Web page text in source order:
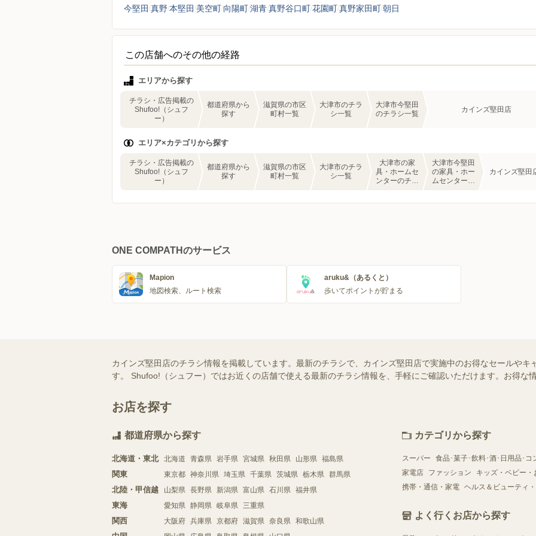
今堅田 真野本堅田 美空町 向陽町湖青真野谷口町花園町真野家田町朝日
この店舗へのその他の経路
エリアから探す
チラシ・広告掲載の
Shufoo!（シュフ
ー）
都道府県から
探す
滋賀県の市区
町村一覧
大津市のチラ
シ一覧
大津市今堅田
のチラシ一覧
カインズ堅田店
エリア×カテゴリから探す
チラシ・広告掲載の
Shufoo!（シュフ
ー）
都道府県から
探す
滋賀県の市区
町村一覧
大津市のチラ
シ一覧
大津市の家
具・ホームセ
ンターのチラ
大津市今堅田
の家具・ホー
ムセンターの
カインズ堅田
ONE COMPATHのサービス
Mapion
地図検索、ルート検索
aruku&（あるくと）
歩いてポイントが貯まる
カインズ堅田店のチラシ情報を掲載しています。最新のチラシで、カインズ堅田店で実施中のお得なセールや
す。 Shufoo!（シュフー）ではお近くの店舗で使える最新のチラシ情報を、手軽にご確認いただけます。お得な
お店を探す
都道府県から探す
北海道・東北 北海道 青森県 岩手県 宮城県 秋田県 山形県 福島県
関東 東京都 神奈川県 埼玉県 千葉県 茨城県 栃木県 群馬県
北陸・甲信越 山梨県 長野県 新潟県 富山県 石川県 福井県
東海 愛知県 静岡県 岐阜県 三重県
関西 大阪府 兵庫県 京都府 滋賀県 奈良県 和歌山県
カテゴリから探す
スーパー
食品･菓子･飲料･酒･日用品･コ
家電店
ファッション
キッズ・ベビー・
携帯・通信・家電 ヘルス＆ビューティ
よく行くお店から探す